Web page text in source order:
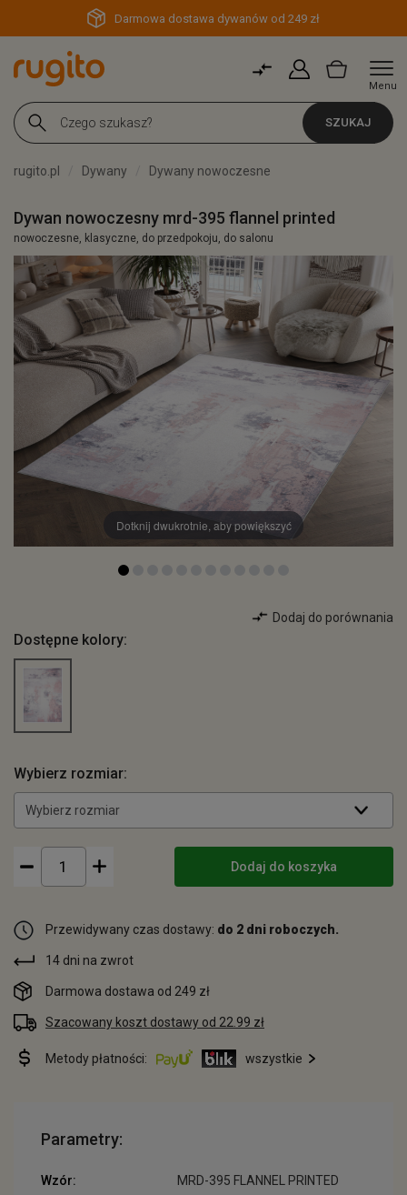
Darmowa dostawa dywanów od 249 zł
Menu
SZUKAJ
rugito.pl Dywany Dywany nowoczesne
Dywan nowoczesny mrd-395 flannel printed
nowoczesne, klasyczne, do przedpokoju, do salonu
Dotknij dwukrotnie, aby powiększyć
Dodaj do porównania
Dostępne kolory:
Wybierz rozmiar:
Wybierz rozmiar
Dodaj do koszyka
Przewidywany czas dostawy: do 2 dni roboczych.
14 dni na zwrot
Darmowa dostawa od 249 zł
Szacowany koszt dostawy od 22.99 zł
Metody płatności: wszystkie
Parametry:
Wzór:
MRD-395 FLANNEL PRINTED